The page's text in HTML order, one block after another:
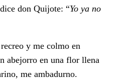
don Quijote: “Yo ya no
y me colmo en
abejorro en una flor llena
me ambadurno.